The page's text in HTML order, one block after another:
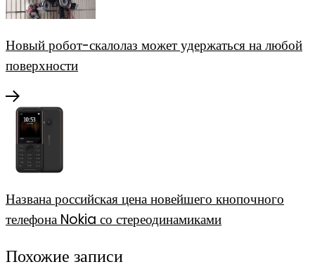
Новый робот-скалолаз может удержаться на любой
поверхности
Названа российская цена новейшего кнопочного
телефона Nokia со стереодинамиками
Похожие записи